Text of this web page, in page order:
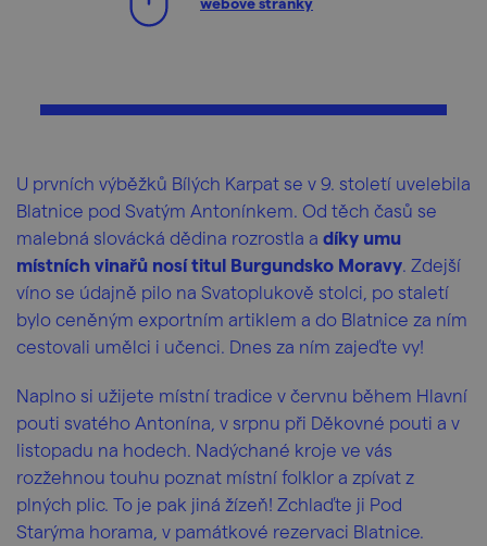
U prvních výběžků Bílých Karpat se v 9. století uvelebila
Blatnice pod Svatým Antonínkem. Od těch časů se
malebná slovácká dědina rozrostla a díky umu
místních vinařů nosí titul Burgundsko Moravy. Zdejší
víno se údajně pilo na Svatoplukově stolci, po staletí
bylo ceněným exportním artiklem a do Blatnice za ním
cestovali umělci i učenci. Dnes za ním zajeďte vy!
Naplno si užijete místní tradice v červnu během Hlavní
pouti svatého Antonína, v srpnu při Děkovné pouti a v
listopadu na hodech. Nadýchané kroje ve vás
rozžehnou touhu poznat místní folklor a zpívat z
plných plic. To je pak jiná žízeň! Zchlaďte ji Pod
Starýma horama, v památkové rezervaci Blatnice.